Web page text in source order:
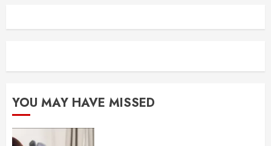
YOU MAY HAVE MISSED